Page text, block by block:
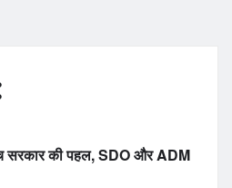
सरकार की पहल, SDO और ADM